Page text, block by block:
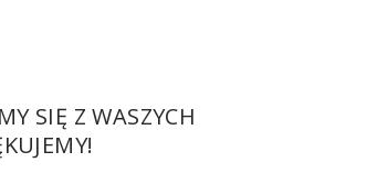
SIĘ Z WASZYCH